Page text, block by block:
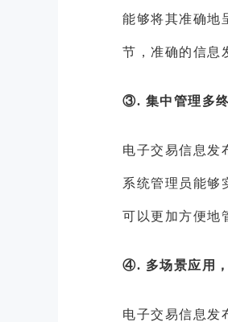
能够将其准确地
节，准确的信息
③. 集中管理多
电子交易信息发
系统管理员能够
可以更加方便地
④. 多场景应用
电子交易信息发